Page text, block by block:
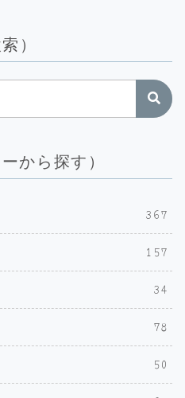
）
から探す）
367
157
34
78
50